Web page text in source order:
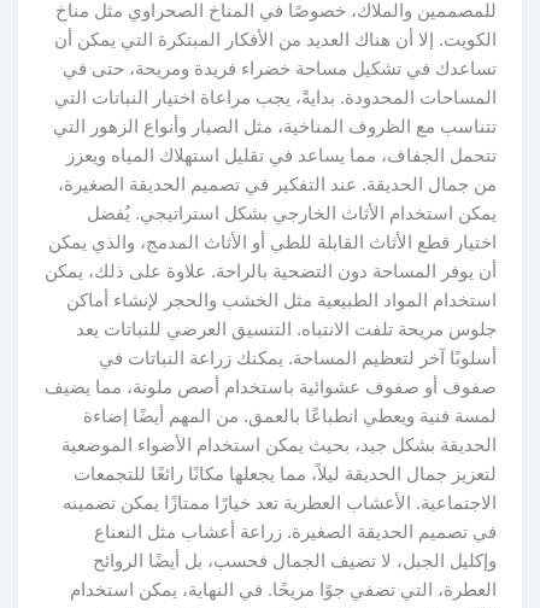
للمصممين والملاك، خصوصًا في المناخ الصحراوي مثل مناخ
الكويت. إلا أن هناك العديد من الأفكار المبتكرة التي يمكن أن
تساعدك في تشكيل مساحة خضراء فريدة ومريحة، حتى في
المساحات المحدودة. بدايةً، يجب مراعاة اختيار النباتات التي
تتناسب مع الظروف المناخية، مثل الصبار وأنواع الزهور التي
تتحمل الجفاف، مما يساعد في تقليل استهلاك المياه ويعزز
من جمال الحديقة. عند التفكير في تصميم الحديقة الصغيرة،
يمكن استخدام الأثاث الخارجي بشكل استراتيجي. يُفضل
اختيار قطع الأثاث القابلة للطي أو الأثاث المدمج، والذي يمكن
أن يوفر المساحة دون التضحية بالراحة. علاوة على ذلك، يمكن
استخدام المواد الطبيعية مثل الخشب والحجر لإنشاء أماكن
جلوس مريحة تلفت الانتباه. التنسيق العرضي للنباتات يعد
أسلوبًا آخر لتعظيم المساحة. يمكنك زراعة النباتات في
صفوف أو صفوف عشوائية باستخدام أصص ملونة، مما يضيف
لمسة فنية ويعطي انطباعًا بالعمق. من المهم أيضًا إضاءة
الحديقة بشكل جيد، بحيث يمكن استخدام الأضواء الموضعية
لتعزيز جمال الحديقة ليلاً، مما يجعلها مكانًا رائعًا للتجمعات
الاجتماعية. الأعشاب العطرية تعد خيارًا ممتازًا يمكن تضمينه
في تصميم الحديقة الصغيرة. زراعة أعشاب مثل النعناع
وإكليل الجبل، لا تضيف الجمال فحسب، بل أيضًا الروائح
العطرة، التي تضفي جوًا مريحًا. في النهاية، يمكن استخدام